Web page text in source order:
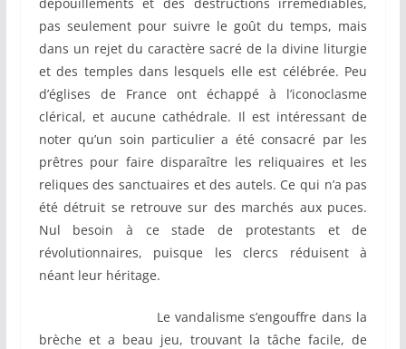
pas seulement pour suivre le goût du temps, mais
dans un rejet du caractère sacré de la divine liturgie
et des temples dans lesquels elle est célébrée. Peu
d’églises de France ont échappé à l’iconoclasme
clérical, et aucune cathédrale. Il est intéressant de
noter qu’un soin particulier a été consacré par les
prêtres pour faire disparaître les reliquaires et les
reliques des sanctuaires et des autels. Ce qui n’a pas
été détruit se retrouve sur des marchés aux puces.
Nul besoin à ce stade de protestants et de
révolutionnaires, puisque les clercs réduisent à
néant leur héritage.
Le vandalisme s’engouffre dans la
brèche et a beau jeu, trouvant la tâche facile, de